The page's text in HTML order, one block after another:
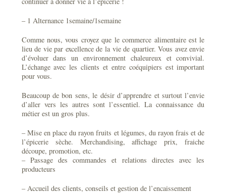
– 1 Alternance 1semaine/1semaine
Comme nous, vous croyez que le commerce alimentaire est le
lieu de vie par excellence de la vie de quartier. Vous avez envie
d’évoluer dans un environnement chaleureux et convivial.
L’échange avec les clients et entre coéquipiers est important
pour vous.
Beaucoup de bon sens, le désir d’apprendre et surtout l’envie
d’aller vers les autres sont l’essentiel. La connaissance du
métier est un gros plus.
– Mise en place du rayon fruits et légumes, du rayon frais et de
l’épicerie sèche. Merchandising, affichage prix, fraiche
découpe, promotion, etc.
– Passage des commandes et relations directes avec les
producteurs
– Accueil des clients, conseils et gestion de l’encaissement